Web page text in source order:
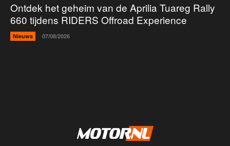
Ontdek het geheim van de Aprilia Tuareg Rally
660 tijdens RIDERS Offroad Experience
Nieuws 07/08/2026